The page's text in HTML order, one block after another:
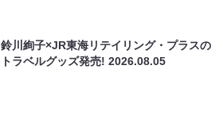
鈴川絢子×JR東海リテイリング・プラスの
トラベルグッズ発売!2026.08.05